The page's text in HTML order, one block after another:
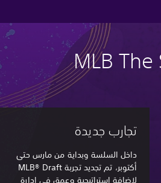
تجارب جديدة
داخل السلسة وبداية من مارس حتى
أكتوبر، تم تجديد تجربة MLB® Draft
لإضافة استراتيجية وعمق في إدارة